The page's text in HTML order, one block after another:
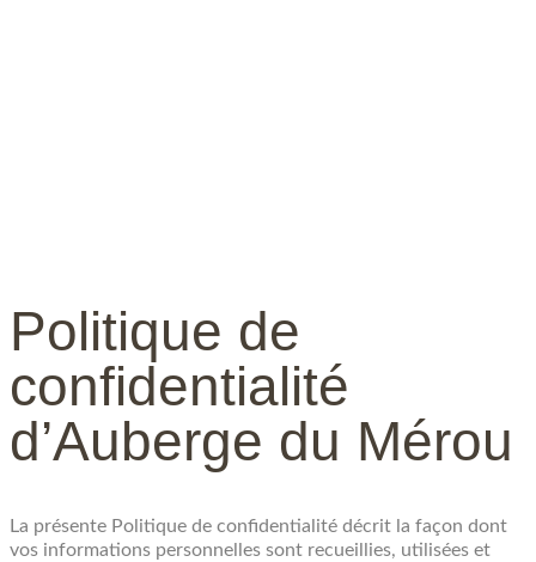
Politique de
confidentialité
d’Auberge du Mérou
La présente Politique de confidentialité décrit la façon dont
vos informations personnelles sont recueillies, utilisées et